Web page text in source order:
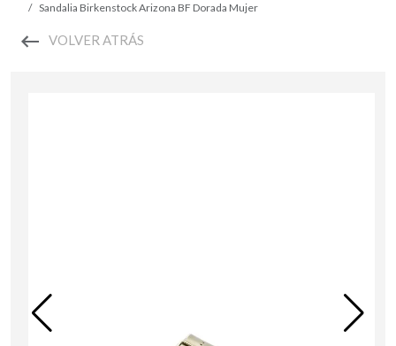
Sandalia Birkenstock Arizona BF Dorada Mujer
VOLVER ATRÁS